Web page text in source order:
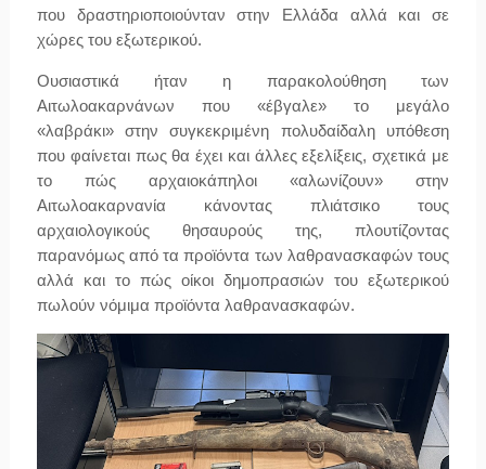
που δραστηριοποιούνταν στην Ελλάδα αλλά και σε
χώρες του εξωτερικού.
Ουσιαστικά ήταν η παρακολούθηση των
Αιτωλοακαρνάνων που «έβγαλε»το μεγάλο
«λαβράκι»στην συγκεκριμένη πολυδαίδαλη υπόθεση
που φαίνεται πως θα έχει και άλλες εξελίξεις, σχετικά με
το πώς αρχαιοκάπηλοι «αλωνίζουν» στην
Αιτωλοακαρνανία κάνοντας πλιάτσικο τους
αρχαιολογικούς θησαυρούς της, πλουτίζοντας
παρανόμως από τα προϊόντα των λαθρανασκαφών τους
αλλά και το πώς οίκοι δημοπρασιών του εξωτερικού
πωλούν νόμιμα προϊόντα λαθρανασκαφών.